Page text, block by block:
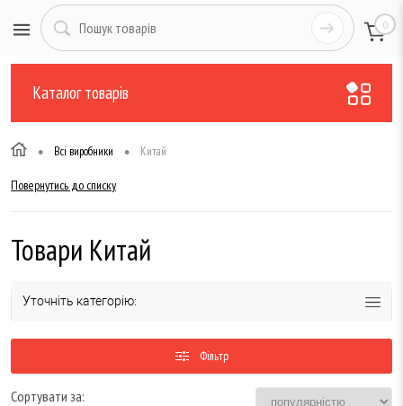
0
Каталог товарів
• Всі виробники • Китай
Повернутись до списку
Товари Китай
Уточніть категорію:
Фільтр
Сортувати за: